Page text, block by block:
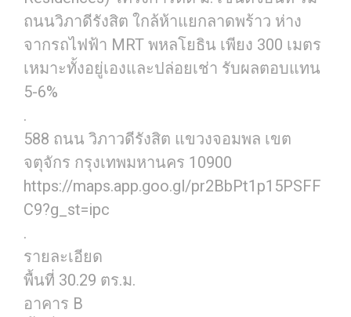
ถนนวิภาดีรังสิต ใกล้ห้าแยกลาดพร้าว ห่าง
จากรถไฟฟ้า MRT พหลโยธิน เพียง 300 เมตร
เหมาะทั้งอยู่เองและปล่อยเช่า รับผลตอบแทน
5-6%
.
588 ถนน วิภาวดีรังสิต แขวงจอมพล เขต
จตุจักร กรุงเทพมหานคร 10900
https://maps.app.goo.gl/pr2BbPt1p15PSFF
C9?g_st=ipc
.
รายละเอียด
พื้นที่ 30.29 ตร.ม.
อาคาร B